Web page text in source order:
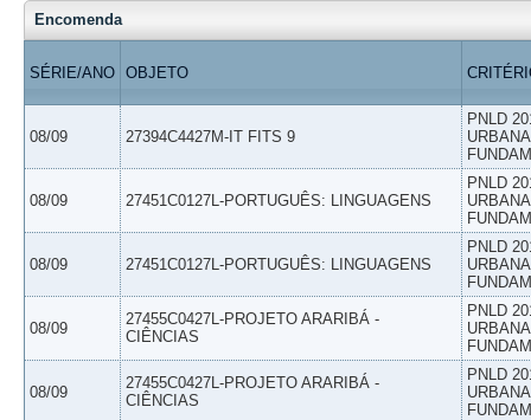
Encomenda
SÉRIE/ANO OBJETO
08/09 27394C4427M-IT FITS 9
PNLD
08/09 27451C0127L-PORTUGUÊS: LINGUAGENS
PNLD
08/09 27451C0127L-PORTUGUÊS: LINGUAGENS
PNLD
08/09
27455C0427L-PROJETO ARARIBÁ -
CIÊNCIAS
PNLD
08/09
27455C0427L-PROJETO ARARIBÁ -
CIÊNCIAS
PNLD